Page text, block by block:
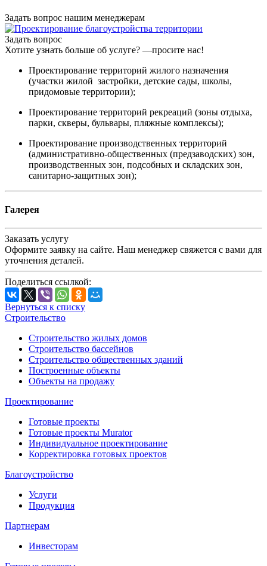
Задать вопрос нашим менеджерам
Задать вопрос
Хотите узнать больше об услуге? —просите нас!
Проектирование территорий жилого назначения
(участки жилой застройки, детские сады, школы,
придомовые территории);
Проектирование территорий рекреаций (зоны отдыха,
парки, скверы, бульвары, пляжные комплексы);
Проектирование производственных территорий
(административно-общественных (предзаводских) зон,
производственных зон, подсобных и складских зон,
санитарно-защитных зон);
Галерея
Заказать услугу
Оформите заявку на сайте. Наш менеджер свяжется с вами для
уточнения деталей.
Поделиться ссылкой:
Вернуться к списку
Строительство
Строительство жилых домов
Строительство бассейнов
Строительство общественных зданий
Построенные объекты
Объекты на продажу
Проектирование
Готовые проекты
Готовые проекты Murator
Индивидуальное проектирование
Корректировка готовых проектов
Благоустройство
Услуги
Продукция
Партнерам
Инвесторам